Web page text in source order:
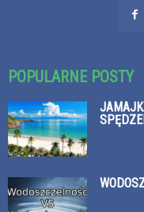
POPULARNE POSTY